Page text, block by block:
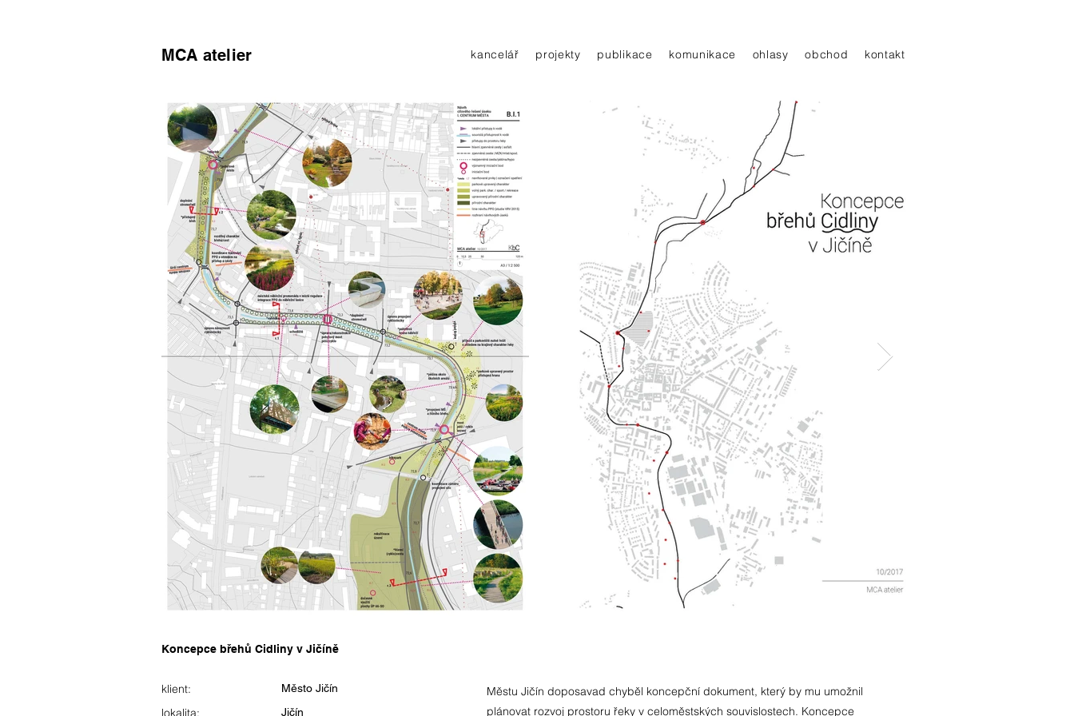
MCA atelier kancelář projekty publikace komunikace ohlasy obchod kontakt
Koncepce břehů Cidliny v Jičíně
klient: Město Jičín
lokalita: Jičín
Městu Jičín doposavad chyběl koncepční dokument, který by mu umožnil
plánovat rozvoj prostoru řeky v celoměstských souvislostech. Koncepce